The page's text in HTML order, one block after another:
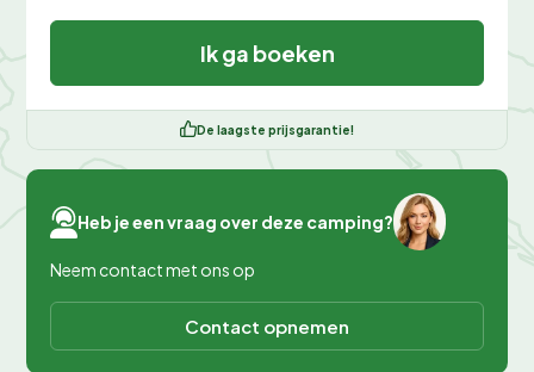
Ik ga boeken
De laagste prijsgarantie!
Heb je een vraag over deze camping?
Neem contact met ons op
Contact opnemen